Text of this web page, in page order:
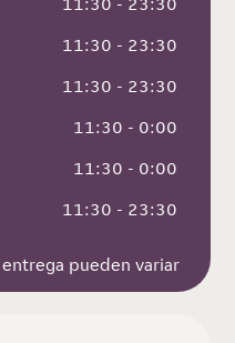
11:30 - 23:30
11:30 - 23:30
11:30 - 0:00
11:30 - 0:00
11:30 - 23:30
entrega pueden variar